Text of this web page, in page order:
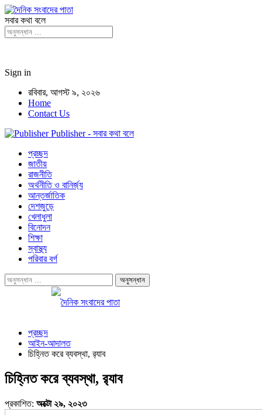
সবার কথা বলে
Sign in
রবিবার, আগস্ট ৯, ২০২৬
Home
Contact Us
Publisher - সবার কথা বলে
প্রচ্ছদ
জাতীয়
রাজনীতি
অর্থনীতি ও বানির্জ্য
আন্তর্জাতিক
দেশজুড়ে
খেলাধুলা
বিনোদন
শিক্ষা
স্বাস্থ্য
পরিবার বর্গ
প্রচ্ছদ
আইন-আদালত
চিহ্নিত করে ব্যবস্থা, র‍্যাব
চিহ্নিত করে ব্যবস্থা, র‍্যাব
প্রকাশিত: অক্টো ২৯, ২০২৩